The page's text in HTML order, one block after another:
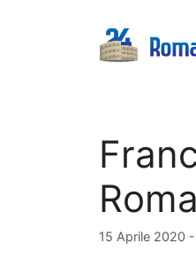
15 Aprile 2020